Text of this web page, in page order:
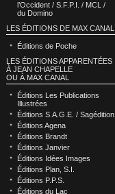
l’Occident / S.F.P.I. / MCL /
du Domino
LES ÉDITIONS DE MAX CANAL
Éditions de Poche
LES ÉDITIONS APPARENTÉES
À JEAN CHAPELLE
OU À MAX CANAL
Éditions Les Publications
Illustrées
Éditions S.A.G.E. / Sagédition
Éditions Agena
Éditions Brandt
Éditions Janvier
Éditions Idées Images
Éditions Plan, S.I.
Éditions P.P.S.
Éditions du Lac